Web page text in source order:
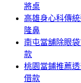
將桌
高雄身心科傳
隆鼻
南屯當舖除眼
款
桃園當鋪推薦
借款